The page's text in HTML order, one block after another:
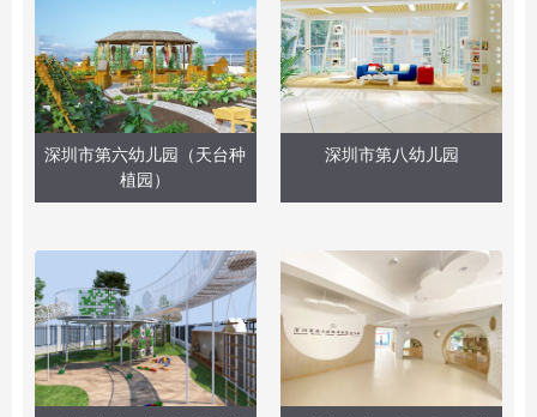
深圳市第六幼儿园（天台种
植园）
深圳市第八幼儿园